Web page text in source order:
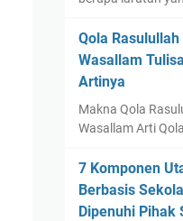
Qola
Wasallam
Artinya
Makna Qola
Wasallam Arti
7 Komponen
Berbasis
Dipenuhi Pihak